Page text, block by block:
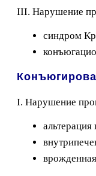
III. Нарушение
синдром
I. Нарушение